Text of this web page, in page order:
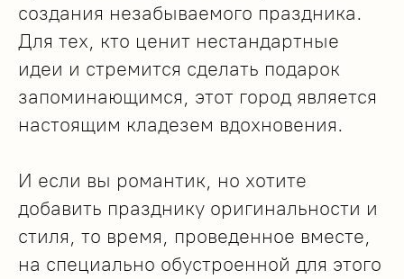
создания незабываемого праздника.
Для тех, кто ценит нестандартные
идеи и стремится сделать подарок
запоминающимся, этот город является
настоящим кладезем вдохновения.
И если вы романтик, но хотите
добавить празднику оригинальности и
стиля, то время, проведенное вместе,
на специально обустроенной для этого